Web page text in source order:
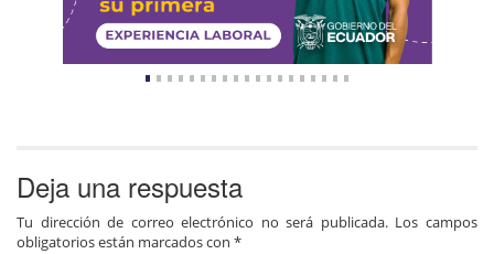
Deja una respuesta
Tu dirección de correo electrónico no será publicada. Los campos
obligatorios están marcados con *